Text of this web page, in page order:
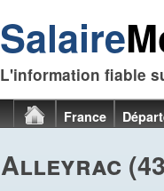
Salaire
L'information fiable
France
Alleyrac